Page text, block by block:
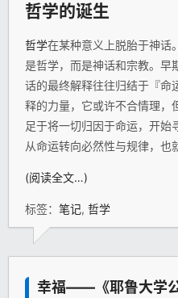
哲学的诞生
哲学在某种意义上脱胎于神话
是哲学，而是神话和宗教。早
话的最终解释往往归结于『命
释的力量，它或许不合情理，
足于将一切归因于命运，开始
从命运转向必然性与规律，也
(阅读全文…)
标签： 笔记, 哲学
幸福——《耶鲁大学